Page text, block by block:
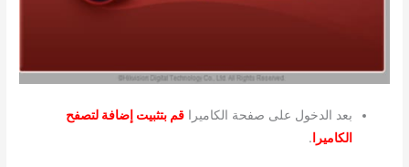
بعد الدخول على صفحة الكاميراقم بتثبيت إضافة لتصفح
الكاميرا .